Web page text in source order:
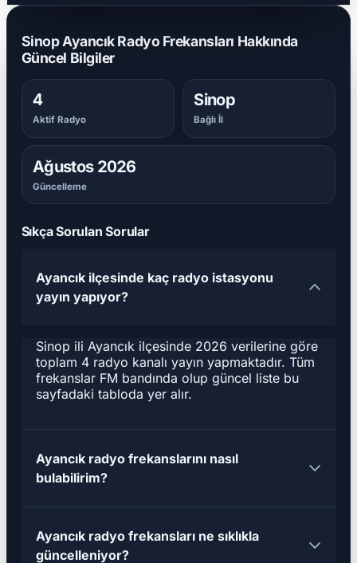
Sinop Ayancık Radyo Frekansları Hakkında
Güncel Bilgiler
4
Aktif Radyo
Sinop
Bağlı İl
Ağustos 2026
Güncelleme
Sıkça Sorulan Sorular
Ayancık ilçesinde kaç radyo istasyonu
yayın yapıyor?
Sinop ili Ayancık ilçesinde 2026 verilerine göre
toplam 4 radyo kanalı yayın yapmaktadır. Tüm
frekanslar FM bandında olup güncel liste bu
sayfadaki tabloda yer alır.
Ayancık radyo frekanslarını nasıl
bulabilirim?
Ayancık radyo frekansları ne sıklıkla
güncelleniyor?